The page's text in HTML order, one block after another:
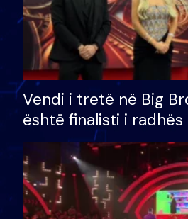
Vendi i tretë në Big
është finalisti i